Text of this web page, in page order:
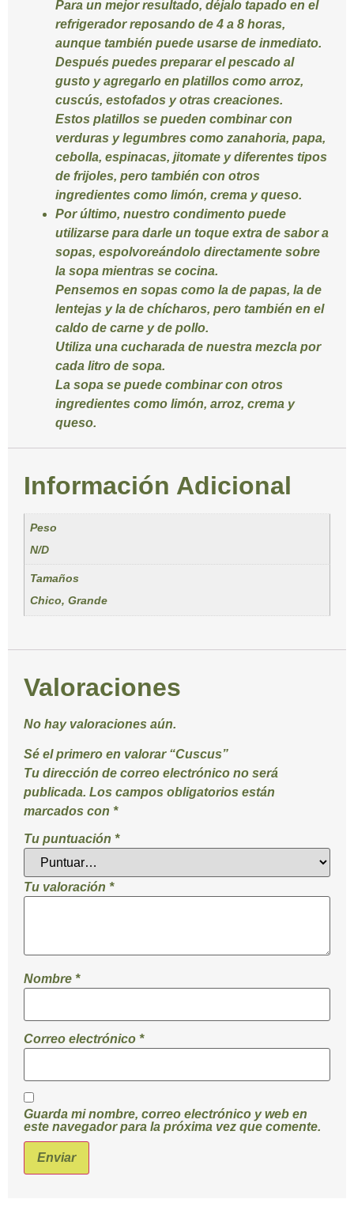
Para un mejor resultado, déjalo tapado en el
refrigerador reposando de 4 a 8 horas,
aunque también puede usarse de inmediato.
Después puedes preparar el pescado al
gusto y agregarlo en platillos como arroz,
cuscús, estofados y otras creaciones.
Estos platillos se pueden combinar con
verduras y legumbres como zanahoria, papa,
cebolla, espinacas, jitomate y diferentes tipos
de frijoles, pero también con otros
ingredientes como limón, crema y queso.
Por último, nuestro condimento puede
utilizarse para darle un toque extra de sabor a
sopas, espolvoreándolo directamente sobre
la sopa mientras se cocina.
Pensemos en sopas como la de papas, la de
lentejas y la de chícharos, pero también en el
caldo de carne y de pollo.
Utiliza una cucharada de nuestra mezcla por
cada litro de sopa.
La sopa se puede combinar con otros
ingredientes como limón, arroz, crema y
queso.
Información Adicional
Peso
N/D
Tamaños
Chico, Grande
Valoraciones
No hay valoraciones aún.
Sé el primero en valorar “Cuscus”
Tu dirección de correo electrónico no será
publicada. Los campos obligatorios están
marcados con *
Tu puntuación *
Tu valoración *
Nombre *
Correo electrónico *
Guarda mi nombre, correo electrónico y web en
este navegador para la próxima vez que comente.